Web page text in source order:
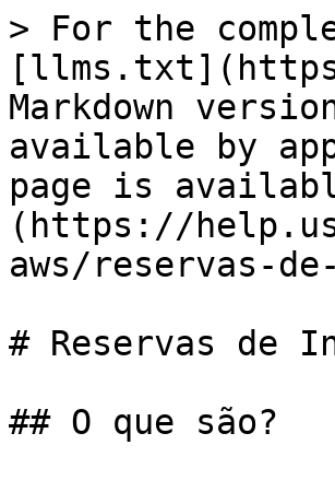
> For the
Markdown
available by
page is
(https://
aws/reservas-
# Reservas de
## O que são?